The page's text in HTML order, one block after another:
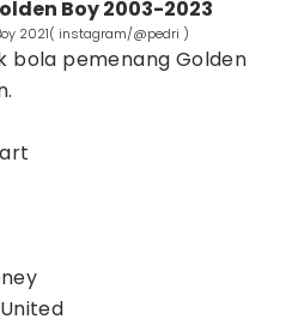
Boy 2003-2023
2021( instagram/@pedri )
bola pemenang Golden